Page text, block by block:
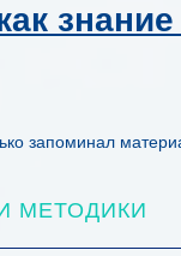
знание
запоминал
МЕТОДИКИ